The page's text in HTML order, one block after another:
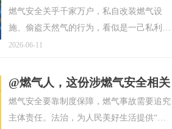
改燃气设施盗气，有人已被判刑
燃气安全关乎千家万户，私自改装燃气设
施、偷盗天然气的行为，看似是一己私利
的“省钱之举”，实则是危害整个楼栋、小区
公共安全的危险行为。记者6月9日从信阳市
光山县有关部门获悉，弘昌燃气光山公司在
2026-06-11
@燃气人，这份涉燃气安全相关
法律法规汇总，请收藏！
燃气安全要靠制度保障，燃气事故需要追究
主体责任。法治，为人民美好生活提供“固